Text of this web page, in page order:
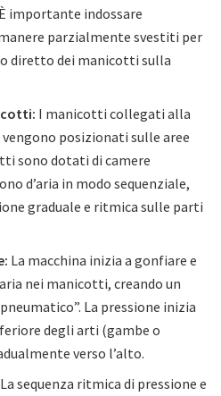
importante indossare
parzialmente svestiti per
diretto dei manicotti sulla
I manicotti collegati alla
posizionati sulle aree
sono dotati di camere
d’aria in modo sequenziale,
graduale e ritmica sulle parti
La macchina inizia a gonfiare e
nei manicotti, creando un
La pressione inizia
degli arti (gambe o
verso l’alto.
La sequenza ritmica di pressione e